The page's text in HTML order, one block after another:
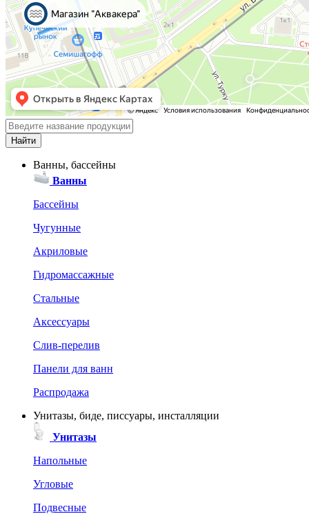
Ванны, бассейны
Ванны
Бассейны
Чугунные
Акриловые
Гидромассажные
Стальные
Аксессуары
Слив-перелив
Панели для ванн
Распродажа
Унитазы, биде, писсуары, инсталляции
Унитазы
Напольные
Угловые
Подвесные